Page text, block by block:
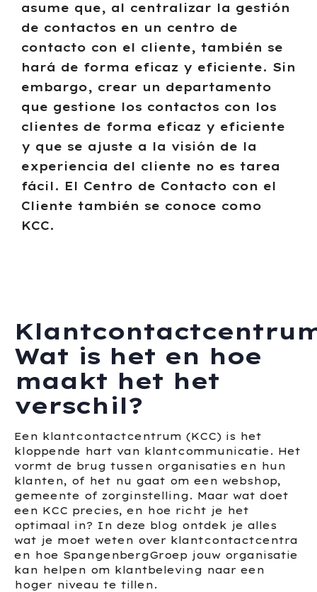
asume que, al centralizar la gestión
de contactos en un centro de
contacto con el cliente, también se
hará de forma eficaz y eficiente. Sin
embargo, crear un departamento
que gestione los contactos con los
clientes de forma eficaz y eficiente
y que se ajuste a la visión de la
experiencia del cliente no es tarea
fácil. El Centro de Contacto con el
Cliente también se conoce como
KCC.
Wat is het en hoe
maakt het het
verschil?
Een klantcontactcentrum (KCC) is het
kloppende hart van klantcommunicatie. Het
vormt de brug tussen organisaties en hun
klanten, of het nu gaat om een webshop,
gemeente of zorginstelling. Maar wat doet
een KCC precies, en hoe richt je het
optimaal in? In deze blog ontdek je alles
wat je moet weten over klantcontactcentra
en hoe SpangenbergGroep jouw organisatie
kan helpen om klantbeleving naar een
hoger niveau te tillen.